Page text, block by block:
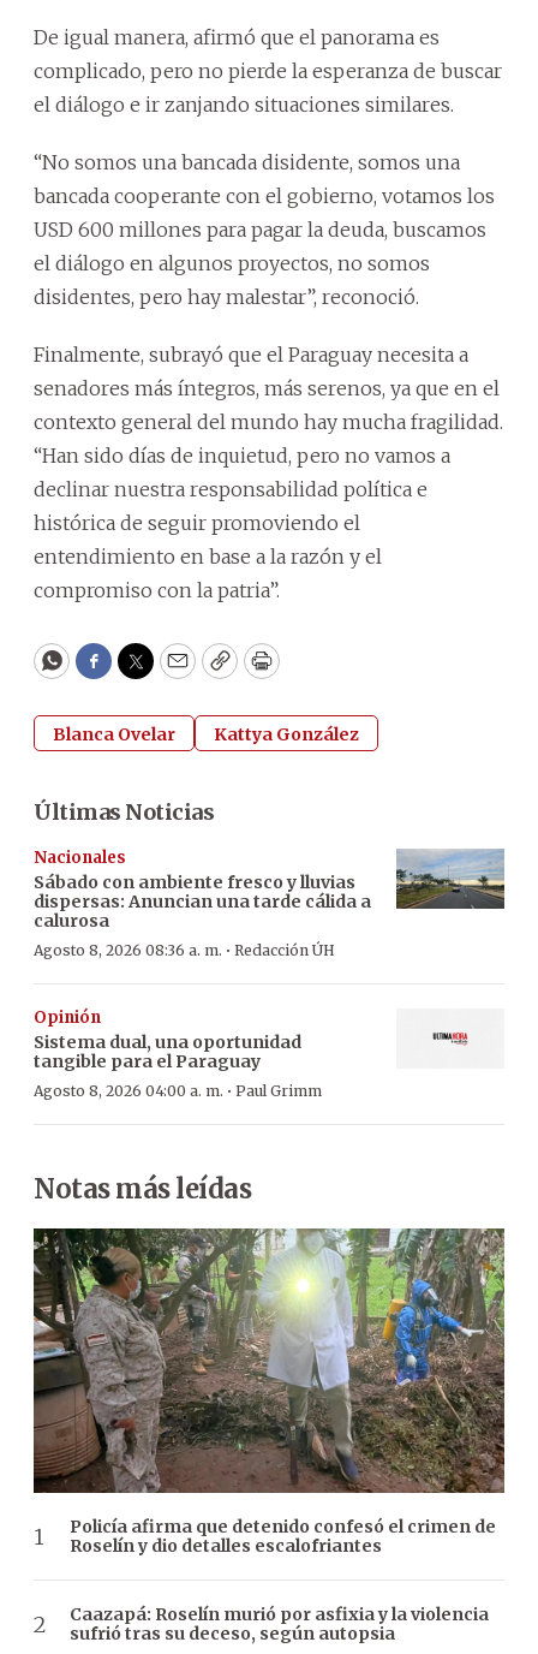
De igual manera, afirmó que el panorama es
complicado, pero no pierde la esperanza de buscar
el diálogo e ir zanjando situaciones similares.
“No somos una bancada disidente, somos una
bancada cooperante con el gobierno, votamos los
USD 600 millones para pagar la deuda, buscamos
el diálogo en algunos proyectos, no somos
disidentes, pero hay malestar”, reconoció.
Finalmente, subrayó que el Paraguay necesita a
senadores más íntegros, más serenos, ya que en el
contexto general del mundo hay mucha fragilidad.
“Han sido días de inquietud, pero no vamos a
declinar nuestra responsabilidad política e
histórica de seguir promoviendo el
entendimiento en base a la razón y el
compromiso con la patria”.
WhatsApp
Facebook
Twitter
EmailCopyPrint
Blanca Ovelar Kattya González
Últimas Noticias
Nacionales
Sábado con ambiente fresco y lluvias
dispersas: Anuncian una tarde cálida a
calurosa
Agosto 8, 2026 08:36 a. m. · Redacción ÚH
Opinión
Sistema dual, una oportunidad
tangible para el Paraguay
Agosto 8, 2026 04:00 a. m. · Paul Grimm
Notas más leídas
Policía afirma que detenido confesó el crimen de
Roselín y dio detalles escalofriantes
Caazapá: Roselín murió por asfixia y la violencia
sufrió tras su deceso, según autopsia